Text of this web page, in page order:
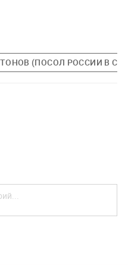
(ПОСОЛ РОССИИ В